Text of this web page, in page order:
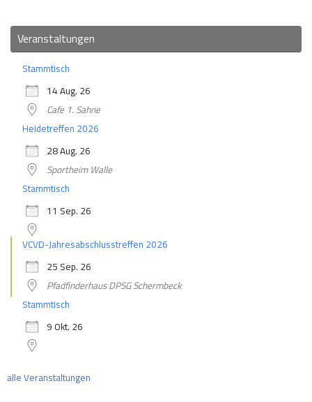
Veranstaltungen
Stammtisch
14 Aug. 26
Cafe 1. Sahne
Heidetreffen 2026
28 Aug. 26
Sportheim Walle
Stammtisch
11 Sep. 26
VCVD-Jahresabschlusstreffen 2026
25 Sep. 26
Pfadfinderhaus DPSG Schermbeck
Stammtisch
9 Okt. 26
alle Veranstaltungen